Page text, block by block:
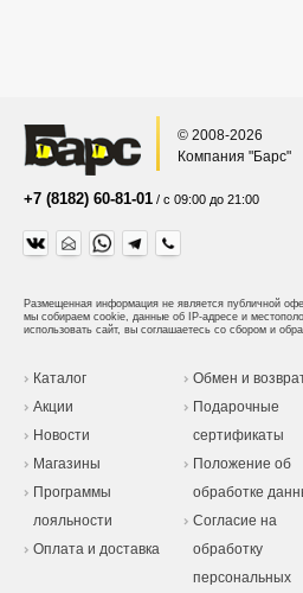
© 2008-2026
Компания "Барс"
+7 (8182) 60-81-01 / с 09:00 до 21:00
Размещенная информация не является публичной
мы собираем cookie, данные об IP-адресе и
использовать сайт, вы соглашаетесь со сбором и
Каталог
Акции
Новости
Магазины
Программы
лояльности
Оплата и доставка
Обмен и
Подарочные
сертификаты
Положение об
обработке
Согласие на
обработку
персональных